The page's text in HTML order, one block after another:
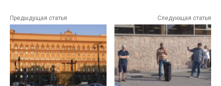
Предыдущая статья Следующая статья